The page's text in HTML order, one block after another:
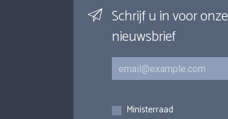
Schrijf u in voor onze
nieuwsbrief
E-mail
Inschrijvingen
Ministerraad